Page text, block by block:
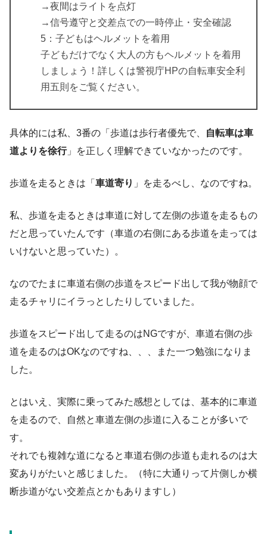
→夜間はライトを点灯
→信号遵守と交差点での一時停止・安全確認
5：子どもはヘルメットを着用
子どもだけでなく大人の方もヘルメットを着用
しましょう！詳しくは警視庁HPの自転車安全利
用五則をご覧ください。
具体的には私、3番の「歩道は歩行者優先で、
自転車は車
道よりを徐行」を正しく理解できていなかったのです。
歩道を走るときは「 車道寄り 」を走るべし、なのですね。
私、歩道を走るときは車道に対して左側の歩道を走るもの
だと思っていたんです（車道の右側にある歩道を走っては
いけないと思っていた）。
なのでたまに車道右側の歩道をスピード出して我が物顔で
走るチャリにイラっとしたりしていました。
歩道をスピード出して走るのはNGですが、車道右側の歩
道を走るのはOKなのですね、、、また一つ勉強になりま
した。
とはいえ、実際に乗ってみた感想としては、基本的に車道
を走るので、自然と車道左側の歩道に入ることが多いで
す。
それでも複雑な道になると車道右側の歩道も走れるのは大
変ありがたいと感じました。（特に大通りって片側しか横
断歩道がない交差点とかもありますし）